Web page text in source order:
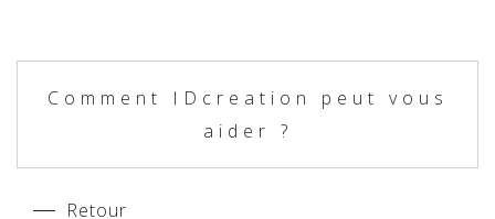
Comment IDcreation peut vous
aider ?
Retour